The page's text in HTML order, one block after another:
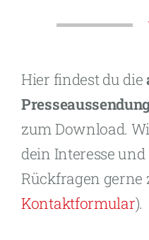
Hier findest du die
zum Download.
dein Interesse
Rückfragen gerne
Kontaktformular).